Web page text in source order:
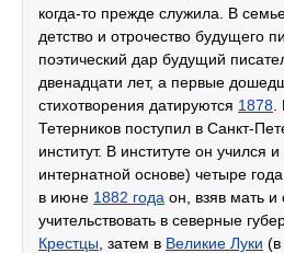
когда-то прежде служила. В
детство и отрочество будущего
поэтический дар будущий
двенадцати лет, а первые
стихотворения датируются 1878
Тетерников поступил в Санкт-
институт. В институте он учился
интернатной основе) четыре
в июне 1882 года он, взяв мать и
учительствовать в северные
Крестцы , затем в Великие Луки (в